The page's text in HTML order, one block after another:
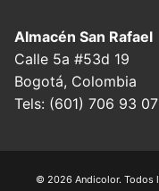
Almacén San Rafael
Calle 5a #53d 19
Bogotá, Colombia
Tels: (601) 706 93
© 2026 Andicolor. Todos